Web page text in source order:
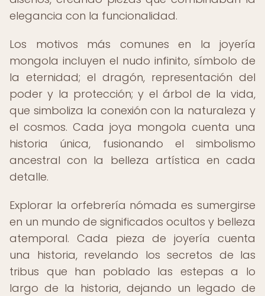
elegancia con la funcionalidad.
Los motivos más comunes en la joyería
mongola incluyen el nudo infinito, símbolo de
la eternidad; el dragón, representación del
poder y la protección; y el árbol de la vida,
que simboliza la conexión con la naturaleza y
el cosmos. Cada joya mongola cuenta una
historia única, fusionando el simbolismo
ancestral con la belleza artística en cada
detalle.
Explorar la orfebrería nómada es sumergirse
en un mundo de significados ocultos y belleza
atemporal. Cada pieza de joyería cuenta
una historia, revelando los secretos de las
tribus que han poblado las estepas a lo
largo de la historia, dejando un legado de